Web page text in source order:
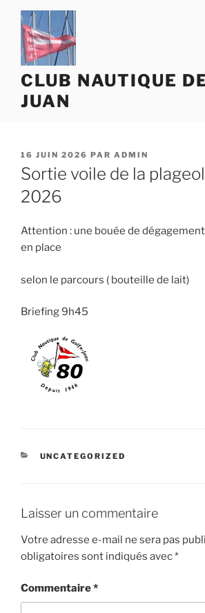
Aller
contenu
principal
CLUB NAUTIQUE
JUAN
PUBLIÉ
LE
16 JUIN 2026 PAR ADMIN
Sortie voile de la
2026
Attention : une bouée de
en place
selon le parcours ( bouteille de lait)
Briefing 9h45
CATÉGORIES
UNCATEGORIZED
Laisser un commentaire
Votre adresse e-mail ne sera pas
obligatoires sont indiqués avec*
Commentaire*